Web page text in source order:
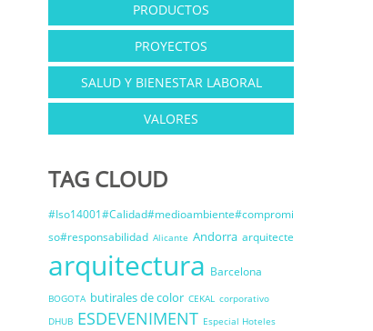
PRODUCTOS
PROYECTOS
SALUD Y BIENESTAR LABORAL
VALORES
TAG CLOUD
#Iso14001#Calidad#medioambiente#compromi
so#responsabilidad Alicante Andorra arquitecte
arquitectura Barcelona
BOGOTA butirales de color CEKAL corporativo
DHUB ESDEVENIMENT Especial Hoteles